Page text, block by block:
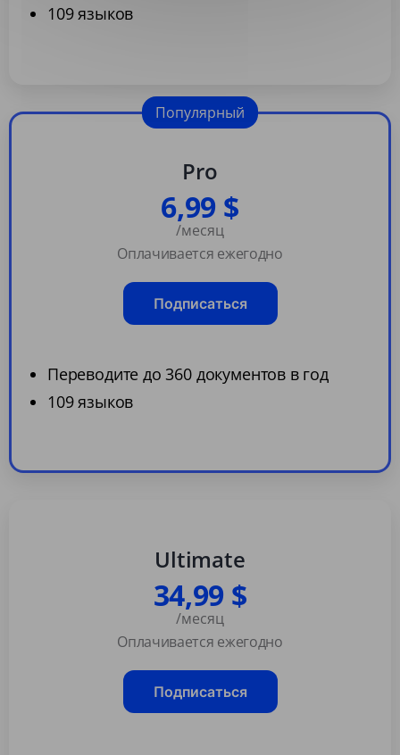
109 языков
Pro
6,99 $
/месяц
Оплачивается ежегодно
Подписаться
Переводите до 360 документов в год
109 языков
Популярный
Ultimate
34,99 $
/месяц
Оплачивается ежегодно
Подписаться